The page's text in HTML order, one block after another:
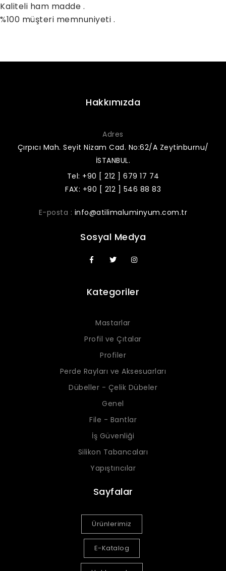
Kaliteli ham madde .
%100 müşteri memnuniyeti .
Hakkımızda
Adres
Çırpıcı Mah. Seyit Nizam Cad. No:62/A Zeytinburnu/
İSTANBUL.
Tel: +90 [ 212 ] 679 17 74
FAX: +90 [ 212 ] 546 88 83
E-posta : info@atilimaluminyum.com.tr
Sosyal Medya
Kategoriler
Mastarlar
Profil ve Çıtalar
Profiler
Perde Rayları ve Aksesuarları
Dübeller - Çelik Dübeler
Genel
File - Bantlar
İş Güvenliği
Silikon Tabancaları
Yapıştırıcılar
Sayfalar
Ürünlerimiz
E-Katalog